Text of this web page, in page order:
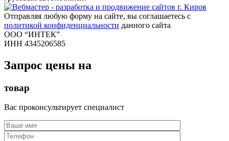
Отправляя любую форму на сайте, вы соглашаетесь с
политикой конфиденциальности данного сайта
ООО “ИНТЕК”
ИНН 4345206585
Запрос цены на
товар
Вас проконсультирует специалист